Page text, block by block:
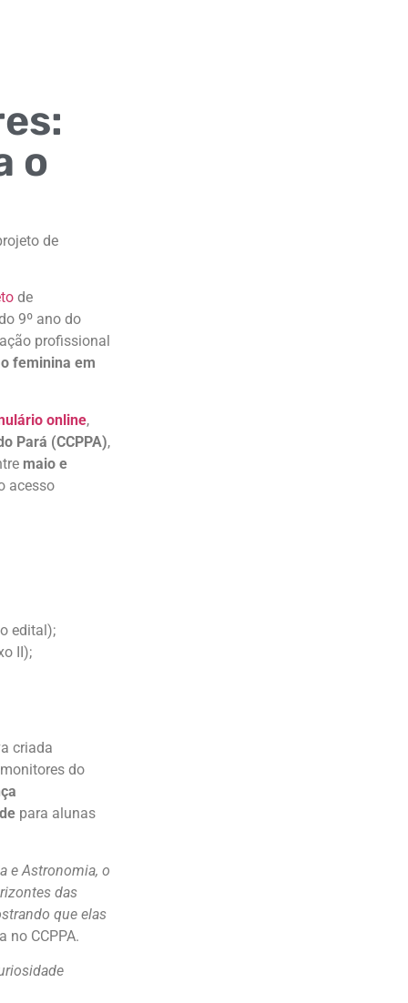
o
de
de
9º ano do
profissional
feminina em
online,
Pará (CCPPA),
maio e
acesso
edital);
II);
criada
do
para alunas
e Astronomia, o
das
que elas
no CCPPA.